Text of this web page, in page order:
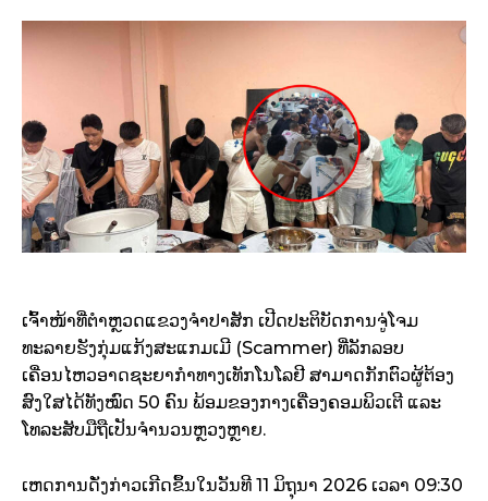
ເຈົ້າໜ້າທີ່ຕຳຫຼວດແຂວງຈຳປາສັກ ເປີດປະຕິບັດການຈູ່ໂຈມ
ທະລາຍຮັງກຸ່ມແກ້ງສະແກມເມີ (Scammer) ທີ່ລັກລອບ
ເຄື່ອນໄຫວອາດຊະຍາກຳທາງເທັກໂນໂລຢີ ສາມາດກັກຕົວຜູ້ຕ້ອງ
ສົງໃສໄດ້ທັງໝົດ 50 ຄົນ ພ້ອມຂອງກາງເຄື່ອງຄອມພິວເຕີ ແລະ
ໂທລະສັບມືຖືເປັນຈຳນວນຫຼວງຫຼາຍ.
ເຫດການດັ່ງກ່າວເກີດຂຶ້ນໃນວັນທີ 11 ມິຖຸນາ 2026 ເວລາ 09:30